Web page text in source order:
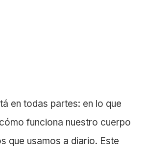
en todas partes: en lo que
funciona nuestro cuerpo
que usamos a diario. Este